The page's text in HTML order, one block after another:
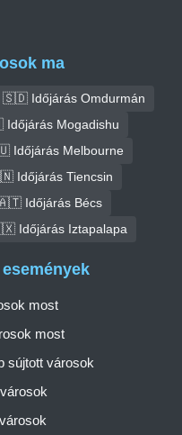
ma
🇸🇩 Időjárás Omdurmán
Mogadishu
Időjárás Melbourne
Időjárás Tiencsin
Időjárás Bécs
Időjárás Iztapalapa
most
most
sújtott városok